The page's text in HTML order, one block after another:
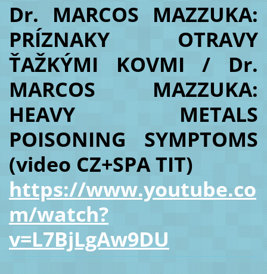
Dr. MARCOS MAZZUKA:
PRÍZNAKY OTRAVY
ŤAŽKÝMI KOVMI / Dr.
MARCOS MAZZUKA:
HEAVY METALS
POISONING SYMPTOMS
(video CZ+SPA TIT)
https://www.youtube.co
m/watch?
v=L7BjLgAw9DU